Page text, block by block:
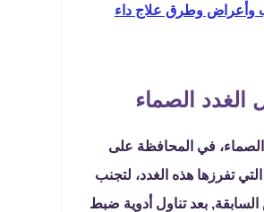
وأعراض وطرق علاج داء
الغدد الصماء
الصماء، في المحافظة على
تفرزها هذه الغدد، لتجنب
بعد تناول أدوية ضبط